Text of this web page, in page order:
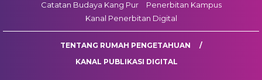
Catatan Budaya Kang Pur
Penerbitan Kampus
Kanal Penerbitan Digital
TENTANG RUMAH PENGETAHUAN
KANAL PUBLIKASI DIGITAL